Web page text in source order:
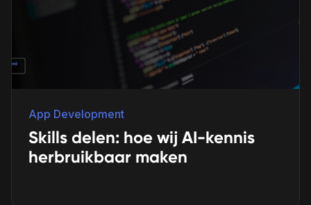
App Development
Skills delen: hoe wij AI-kennis
herbruikbaar maken